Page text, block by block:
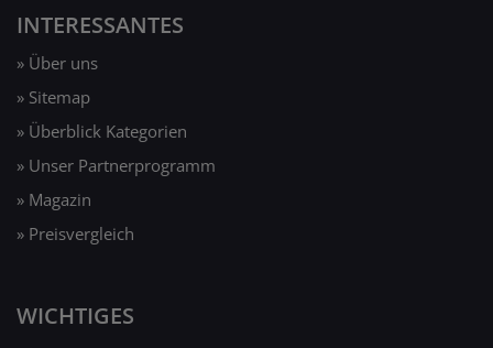
» Impressum
» Individuelle Beratungen
» Datenschutzrichtlinien
keine Schnäppchen mehr verpassen